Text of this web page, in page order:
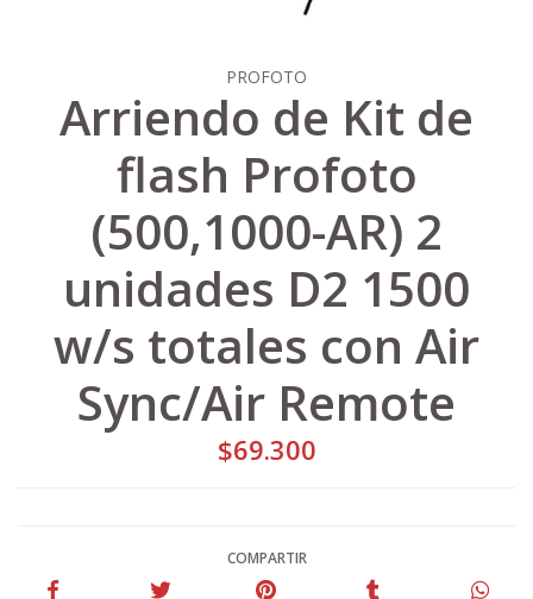
PROFOTO
Arriendo de Kit de
flash Profoto
(500,1000-AR) 2
unidades D2 1500
w/s totales con Air
Sync/Air Remote
$69.300
COMPARTIR